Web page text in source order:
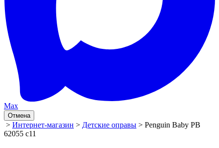
Max
Отмена
> Интернет-магазин > Детские оправы > Penguin Baby PB
62055 c11